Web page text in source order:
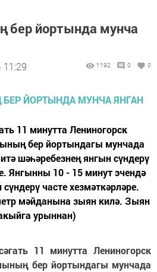
бер йортында мунча
11:29 1192 0 0
11 минутта Лениногорск
бер йортындагы мунчада
шәһәребезнең янгын сүндерү
Янгынны 10 - 15 минут эчендә
часте хезмәткәрләре.
мәйданына зыян килә. Зыян
урыннан)
11 минутта Лениногорск
бер йортындагы мунчада